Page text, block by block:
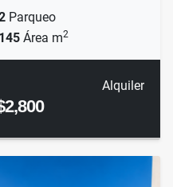
Parqueo
145 Área m2
Alquiler